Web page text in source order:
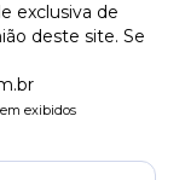
exclusiva de
deste site. Se
exibidos